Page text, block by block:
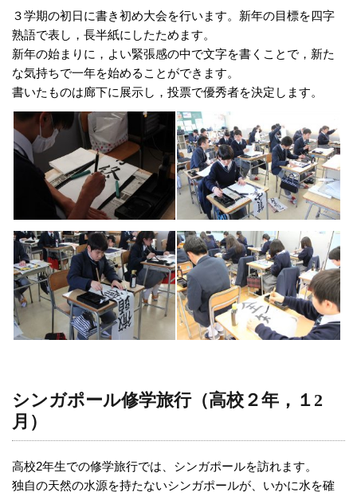
３学期の初日に書き初め大会を行います。新年の目標を四字
熟語で表し，長半紙にしたためます。
新年の始まりに，よい緊張感の中で文字を書くことで，新た
な気持ちで一年を始めることができます。
書いたものは廊下に展示し，投票で優秀者を決定します。
シンガポール修学旅行（高校２年，１2
月）
高校2年生での修学旅行では、シンガポールを訪れます。
独自の天然の水源を持たないシンガポールが、いかに水を確